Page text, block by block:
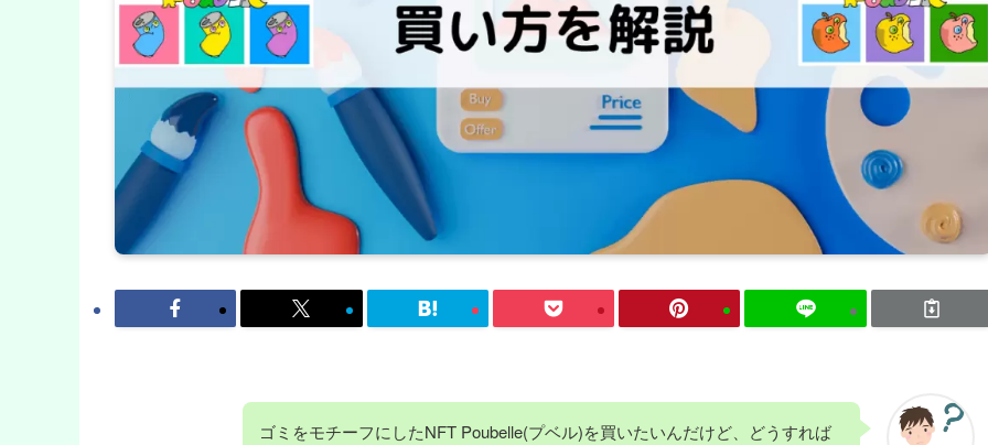
ゴミをモチーフにしたNFT Poubelle(プベル)を買いたいんだけど、どうすれば